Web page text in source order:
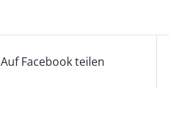
Auf Facebook teilen